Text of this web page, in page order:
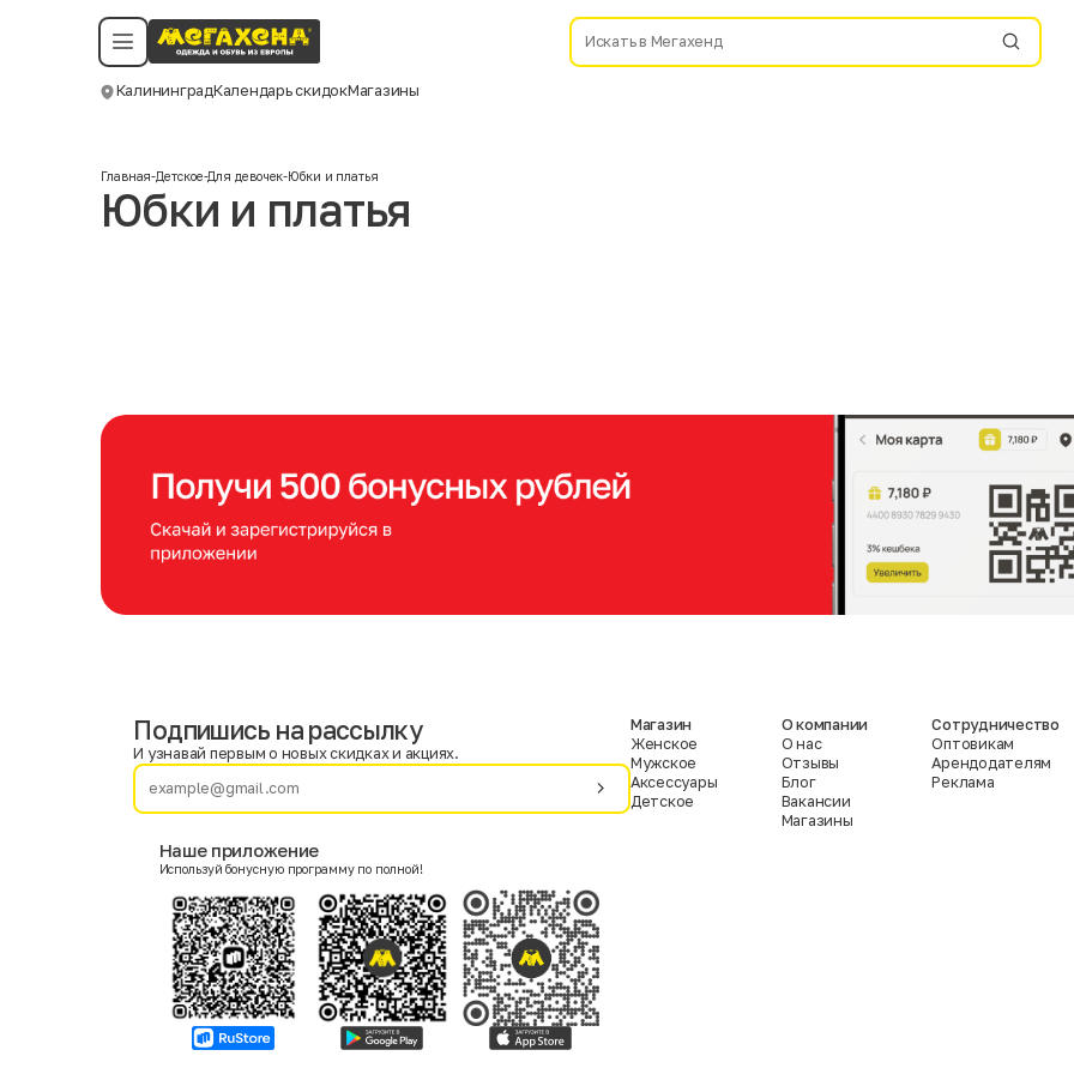
КалининградКалендарь скидокМагазины
Политика конфиденциальности
©️ Мегахенд 2026. Все права защищены.
Смотреть все даты
Главная-Детское-Для девочек-Юбки и платья
Юбки и платья
Фамилия
Женский
Согласие на получение чеков по электронной почте
Москва
Подпишись на рассылку
И узнавай первым о новых скидках и акциях.
Наше приложение
Используй бонусную программу по полной!
Магазин
Женское
Мужское
Аксессуары
Детское
О компании
О нас
Отзывы
Блог
Вакансии
Магазины
Сотрудничество
Оптовикам
Арендодателям
Реклама